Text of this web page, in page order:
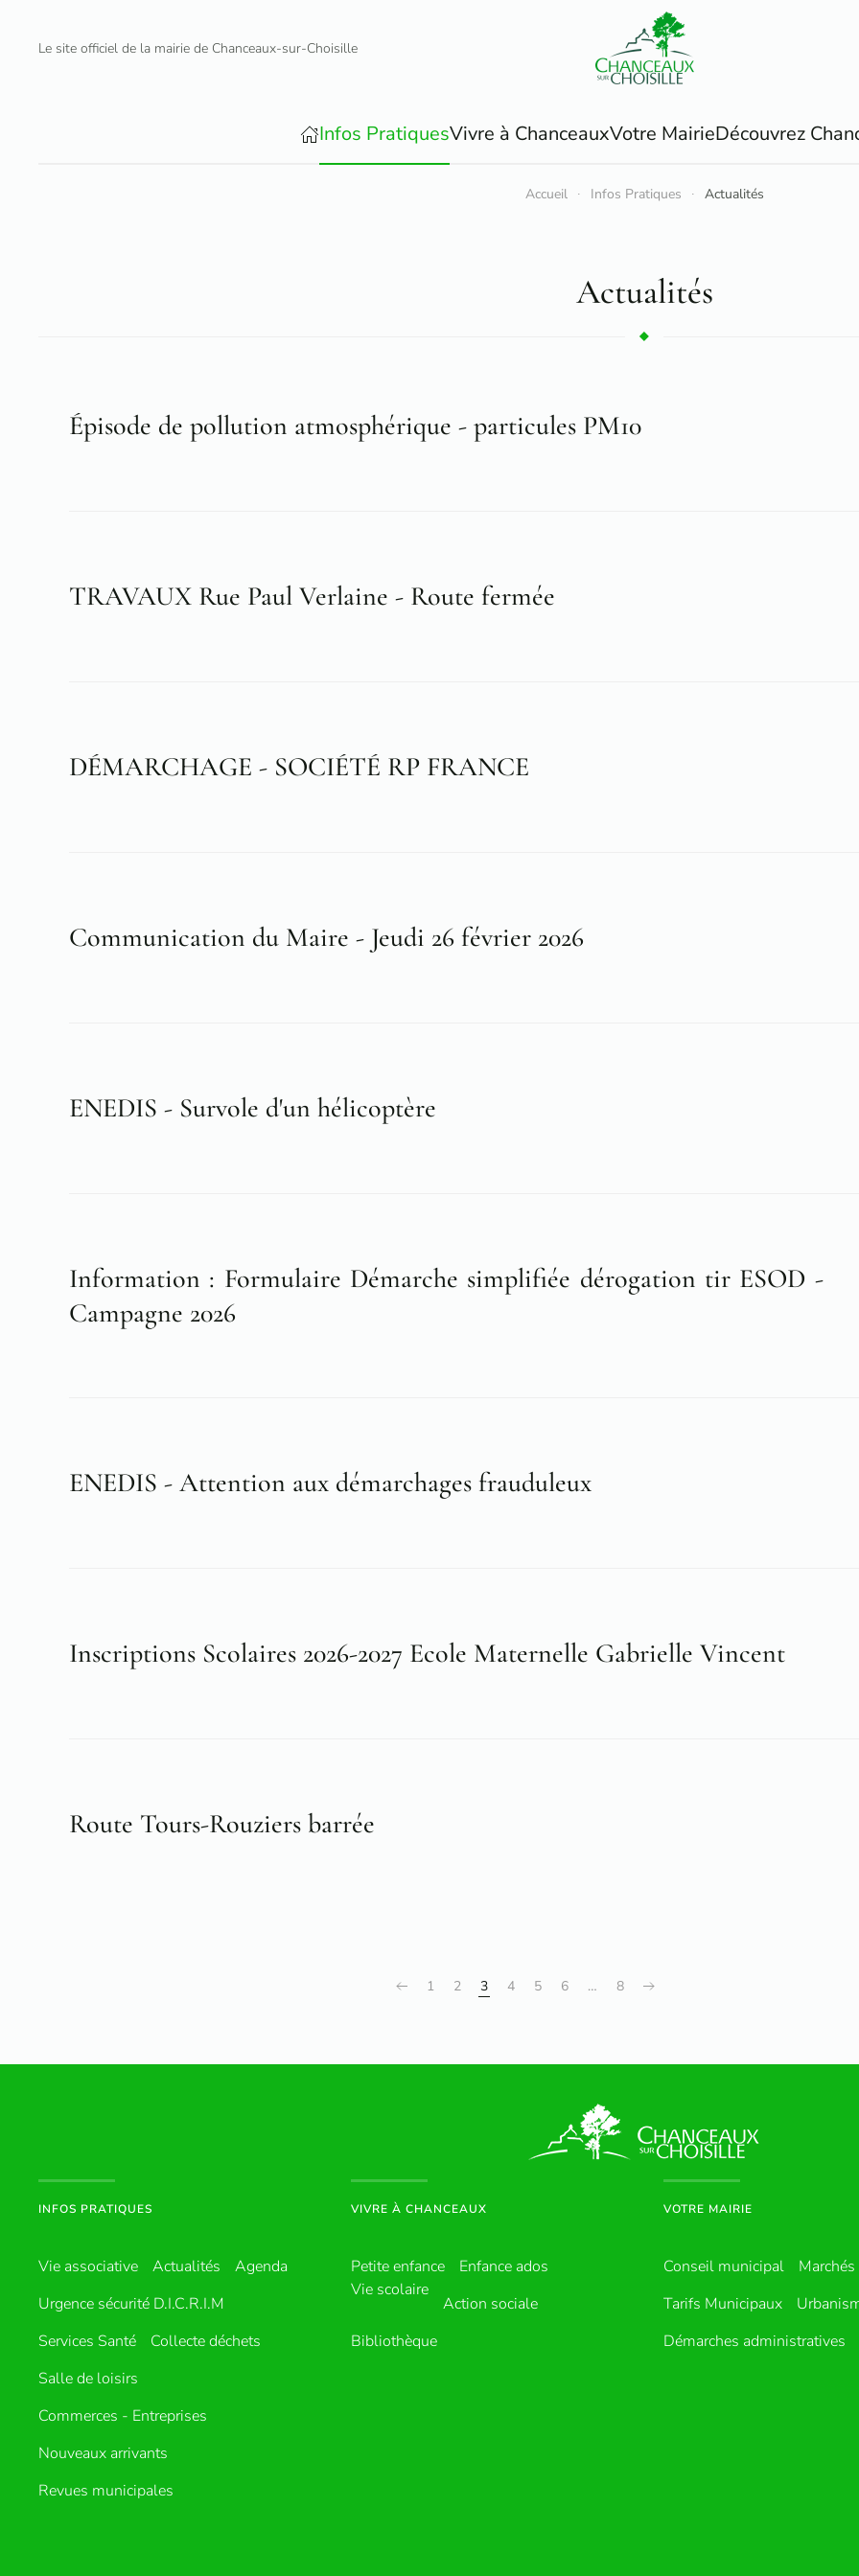
Accéder au contenu principal
Le site officiel de la mairie de Chanceaux-sur-Choisille
Infos PratiquesVivre à ChanceauxVotre MairieDécouvrez
Accueil Infos Pratiques Actualités
Actualités
Épisode de pollution atmosphérique - particules PM10
TRAVAUX Rue Paul Verlaine - Route fermée
DÉMARCHAGE - SOCIÉTÉ RP FRANCE
Communication du Maire - Jeudi 26 février 2026
ENEDIS - Survole d'un hélicoptère
Information : Formulaire Démarche simplifiée dérogation tir ESOD -
Campagne 2026
ENEDIS - Attention aux démarchages frauduleux
Inscriptions Scolaires 2026-2027 Ecole Maternelle Gabrielle Vincent
Route Tours-Rouziers barrée
1 2 3 4 5 6 … 8
INFOS PRATIQUES
Vie associative Actualités
Agenda
Urgence sécurité D.I.C.R.I.M
Services Santé
Collecte déchets
Salle de loisirs
Commerces - Entreprises
Nouveaux arrivants
Revues municipales
VIVRE À CHANCEAUX
Petite enfance
Enfance ados
Vie scolaire
Action sociale
Bibliothèque
VOTRE MAIRIE
Conseil municipal
Tarifs Municipaux
Démarches administratives